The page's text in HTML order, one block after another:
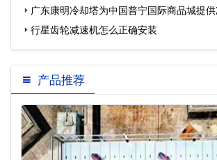
程…广东康明冷却塔为中国普宁国际商品城提供
案…行星齿轮减速机怎么正确安装
产品推荐